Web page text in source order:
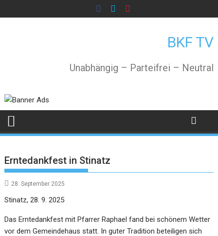
to
BKF TV
Unabhängig – Parteifrei – Neutral
Erntedankfest in Stinatz
28. September 2025
Stinatz, 28. 9. 2025
Das Erntedankfest mit Pfarrer Raphael fand bei schönem Wetter
vor dem Gemeindehaus statt. In guter Tradition beteiligen sich